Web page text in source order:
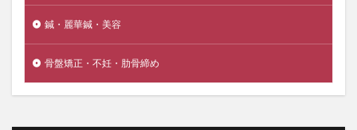
鍼・麗華鍼・美容
骨盤矯正・不妊・肋骨締め